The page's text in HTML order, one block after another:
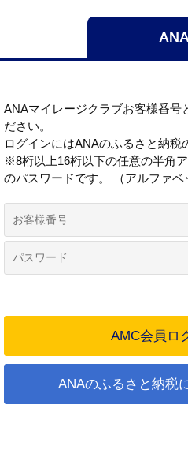
ANAマイレージクラブお客様番号
ださい。
ログインにはANAのふるさと納税
※8桁以上16桁以下の任意の半角
のパスワードです。 （アルファベ
ANAのふるさと納税